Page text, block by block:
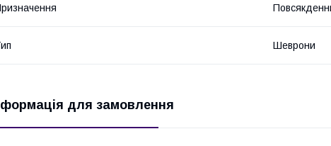
Шеврони
для замовлення